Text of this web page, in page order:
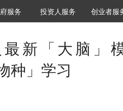
市之窗
服务 VClub投资机构库
投资机构职位推介
投资人服务 创投氪堂
创业者服
新「大脑」
种」学习